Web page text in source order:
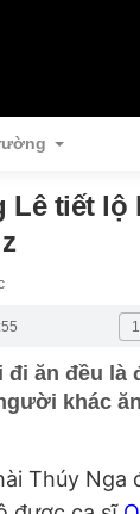
Lê tiết lộ
đi ăn đều là
khác
Thúy Nga